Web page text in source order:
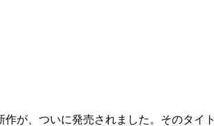
作が、ついに発売されました。そのタイ